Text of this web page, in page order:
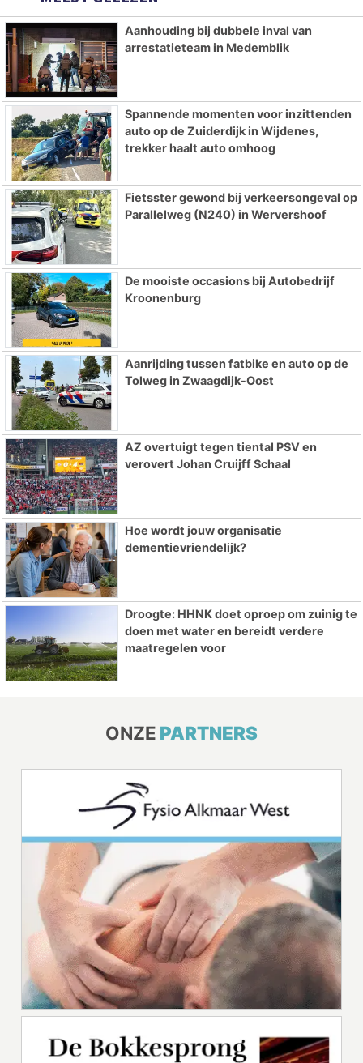
Aanhouding bij dubbele inval van
arrestatieteam in Medemblik
Spannende momenten voor inzittenden
auto op de Zuiderdijk in Wijdenes,
trekker haalt auto omhoog
Fietsster gewond bij verkeersongeval op
Parallelweg (N240) in Wervershoof
De mooiste occasions bij Autobedrijf
Kroonenburg
Aanrijding tussen fatbike en auto op de
Tolweg in Zwaagdijk-Oost
AZ overtuigt tegen tiental PSV en
verovert Johan Cruijff Schaal
Hoe wordt jouw organisatie
dementievriendelijk?
Droogte: HHNK doet oproep om zuinig te
doen met water en bereidt verdere
maatregelen voor
ONZE PARTNERS